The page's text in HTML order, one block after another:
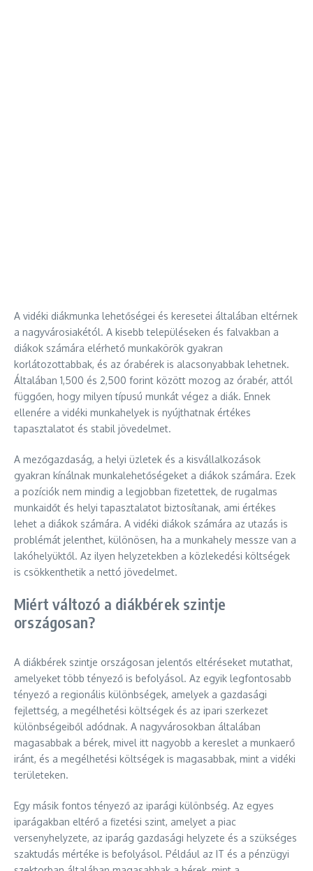
A vidéki diákmunka lehetőségei és keresetei általában eltérnek
a nagyvárosiakétól. A kisebb településeken és falvakban a
diákok számára elérhető munkakörök gyakran
korlátozottabbak, és az órabérek is alacsonyabbak lehetnek.
Általában 1,500 és 2,500 forint között mozog az órabér, attól
függően, hogy milyen típusú munkát végez a diák. Ennek
ellenére a vidéki munkahelyek is nyújthatnak értékes
tapasztalatot és stabil jövedelmet.
A mezőgazdaság, a helyi üzletek és a kisvállalkozások
gyakran kínálnak munkalehetőségeket a diákok számára. Ezek
a pozíciók nem mindig a legjobban fizetettek, de rugalmas
munkaidőt és helyi tapasztalatot biztosítanak, ami értékes
lehet a diákok számára. A vidéki diákok számára az utazás is
problémát jelenthet, különösen, ha a munkahely messze van a
lakóhelyüktől. Az ilyen helyzetekben a közlekedési költségek
is csökkenthetik a nettó jövedelmet.
Miért változó a diákbérek szintje
országosan?
A diákbérek szintje országosan jelentős eltéréseket mutathat,
amelyeket több tényező is befolyásol. Az egyik legfontosabb
tényező a regionális különbségek, amelyek a gazdasági
fejlettség, a megélhetési költségek és az ipari szerkezet
különbségeiből adódnak. A nagyvárosokban általában
magasabbak a bérek, mivel itt nagyobb a kereslet a munkaerő
iránt, és a megélhetési költségek is magasabbak, mint a vidéki
területeken.
Egy másik fontos tényező az iparági különbség. Az egyes
iparágakban eltérő a fizetési szint, amelyet a piac
versenyhelyzete, az iparág gazdasági helyzete és a szükséges
szaktudás mértéke is befolyásol. Például az IT és a pénzügyi